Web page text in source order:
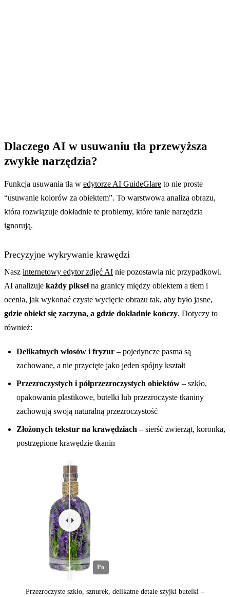
Dlaczego AI w usuwaniu tła przewyższa
zwykłe narzędzia?
Funkcja usuwania tła w edytorze AI GuideGlare to nie proste
“usuwanie kolorów za obiektem”. To warstwowa analiza obrazu,
która rozwiązuje dokładnie te problemy, które tanie narzędzia
ignorują.
Precyzyjne wykrywanie krawędzi
Nasz internetowy edytor zdjęć AI nie pozostawia nic przypadkowi.
AI analizuje każdy piksel na granicy między obiektem a tłem i
ocenia, jak wykonać czyste wycięcie obrazu tak, aby było jasne,
gdzie obiekt się zaczyna, a gdzie dokładnie kończy. Dotyczy to
również:
Delikatnych włosów i fryzur – pojedyncze pasma są
zachowane, a nie przycięte jako jeden spójny kształt
Przezroczystych i półprzezroczystych obiektów – szkło,
opakowania plastikowe, butelki lub przezroczyste tkaniny
zachowują swoją naturalną przezroczystość
Złożonych tekstur na krawędziach – sierść zwierząt, koronka,
postrzępione krawędzie tkanin
Po
Przezroczyste szkło, sznurek, delikatne detale szyjki butelki –